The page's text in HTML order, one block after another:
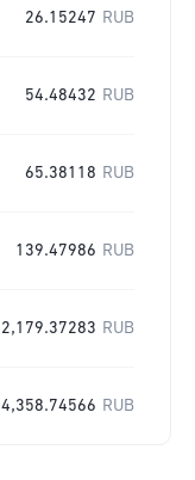
26.15247 RUB
54.48432 RUB
65.38118 RUB
139.47986 RUB
2,179.37283 RUB
4,358.74566 RUB